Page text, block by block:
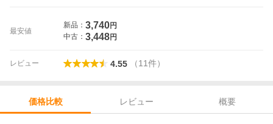
最安値
新品： 3,740円
中古： 3,448円
レビュー 4.55 （11件）
価格比較 レビュー
概要